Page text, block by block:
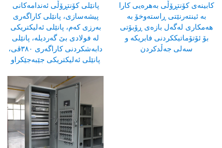
پانێلی کۆنتڕۆڵی ئەندامەکانی
پیشەسازی، پانێلی کاراگەری
بەرزی کەم، پانێلی ئەلیکتریکی
لە فولادی بێ گەردیلە، پانێلی
دابەشکردنی کاراگەری ٣٨٠ڤی،
پانێلی ئەلیکتریکی جێبەجێکراو
کابینەی کۆنتڕۆڵی بەهرەیی کارا
بە ئینتەرنێتی ڕاستەوخۆ بە
هەمکاری لەگەل بازەی ڕۆبۆتی
بۆ ئۆتۆماتیککردنی فابریکە و
سەلی جەڵدکردن